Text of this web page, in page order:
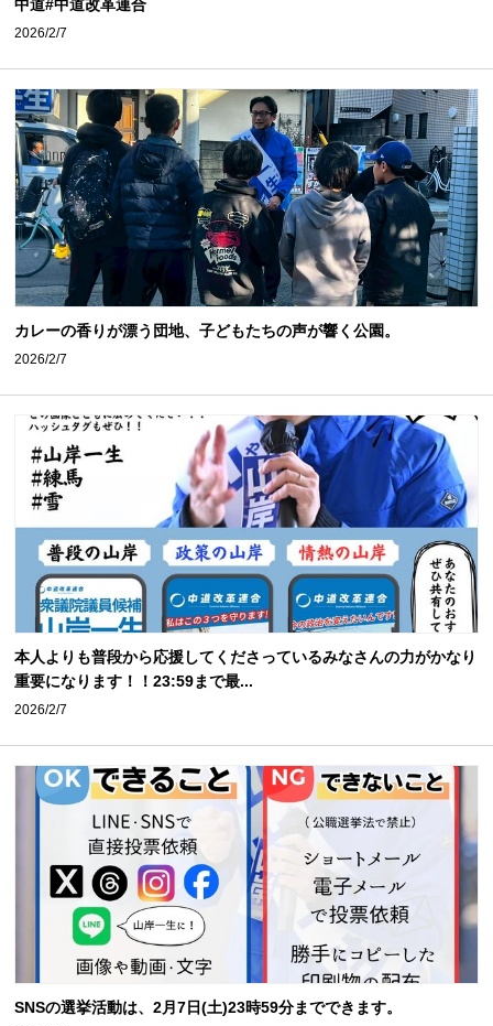
中道#中道改革連合
2026/2/7
カレーの香りが漂う団地、子どもたちの声が響く公園。
2026/2/7
本人よりも普段から応援してくださっているみなさんの力がかなり
重要になります！！23:59まで最...
2026/2/7
SNSの選挙活動は、2月7日(土)23時59分までできます。